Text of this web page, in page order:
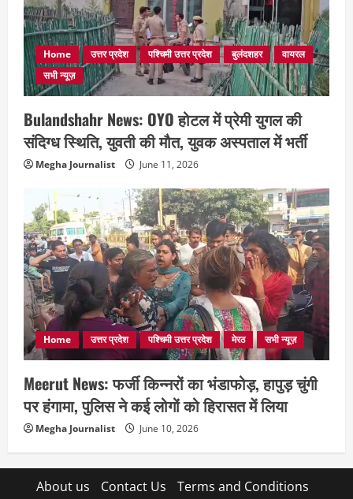
Home उत्तर प्रदेश पश्चिमी उत्तर प्रदेश बुलंदशहर
वायरल
सभी न्यूज़
Bulandshahr News: OYO होटल में प्रेमी युगल की
संदिग्ध स्थिति, युवती की मौत, युवक अस्पताल में भर्ती
Megha Journalist June 11, 2026
Home उत्तर प्रदेश पश्चिमी उत्तर प्रदेश मेरठ सभी न्यूज़
Meerut News: फर्जी किन्नरों का भंडाफोड़, हापुड़ चुंगी
पर हंगामा, पुलिस ने कई लोगों को हिरासत में लिया
Megha Journalist June 10, 2026
About us Contact Us Terms and Conditions